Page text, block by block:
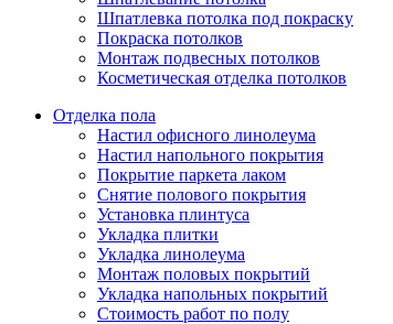
Шпатлевка потолка под покраску
Покраска потолков
Монтаж подвесных потолков
Косметическая отделка потолков
Отделка пола
Настил офисного линолеума
Настил напольного покрытия
Покрытие паркета лаком
Снятие полового покрытия
Установка плинтуса
Укладка плитки
Укладка линолеума
Монтаж половых покрытий
Укладка напольных покрытий
Стоимость работ по полу